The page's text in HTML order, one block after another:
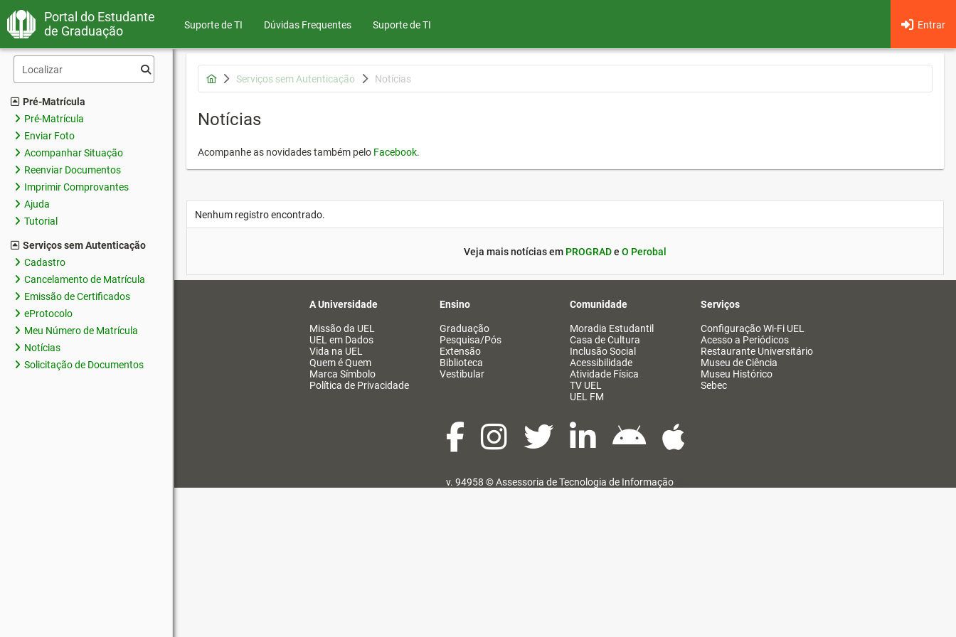
Portal do Estudante
de Graduação
Suporte de TI Dúvidas Frequentes Entrar
Suporte de TI
Pré-Matrícula
Pré-Matrícula
Enviar Foto
Acompanhar Situação
Reenviar Documentos
Imprimir Comprovantes
Ajuda
Tutorial
Serviços sem Autenticação
Cadastro
Cancelamento de Matrícula
Emissão de Certificados
eProtocolo
Meu Número de Matrícula
Notícias
Solicitação de Documentos
Serviços sem Autenticação Notícias
Notícias
Acompanhe as novidades também pelo Facebook.
Nenhum registro encontrado.
Veja mais notícias em PROGRADe O Perobal
A Universidade
Missão da UEL
UEL em Dados
Vida na UEL
Quem é Quem
Marca Símbolo
Política de Privacidade
Ensino
Graduação
Pesquisa/Pós
Extensão
Biblioteca
Vestibular
Comunidade
Moradia Estudantil
Casa de Cultura
Inclusão Social
Acessibilidade
Atividade Física
TV UEL
UEL FM
Serviços
Configuração Wi-Fi UEL
Acesso a Periódicos
Restaurante Universitário
Museu de Ciência
Museu Histórico
Sebec
v. 94958 ©Assessoria de Tecnologia de Informação